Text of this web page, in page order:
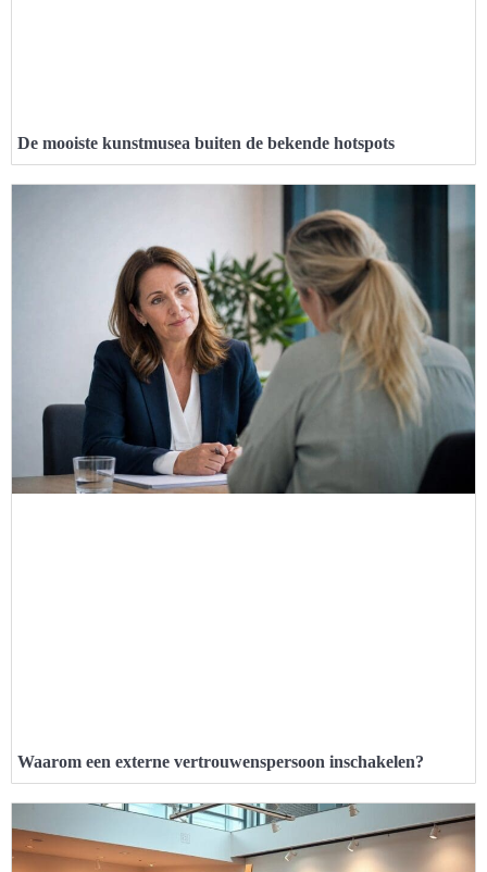
De mooiste kunstmusea buiten de bekende hotspots
Waarom een externe vertrouwenspersoon inschakelen?